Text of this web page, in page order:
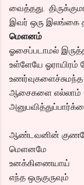
வைத்தது.
இவர் ஒரு இலங்கை
மெளனம்
ஓசைப்படாமல்
உள்ளேயே ஓராயிரம்
உணர்வுகளைச்சுமந்த
ஆசைகளை எல்லாம்
ஆண்டவனின்
மெளனமே
உனக்கிணையாய்
எந்த ஒருகுருவும்